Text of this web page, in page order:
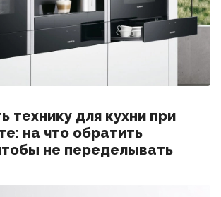
технику для кухни при
на что обратить
не переделывать